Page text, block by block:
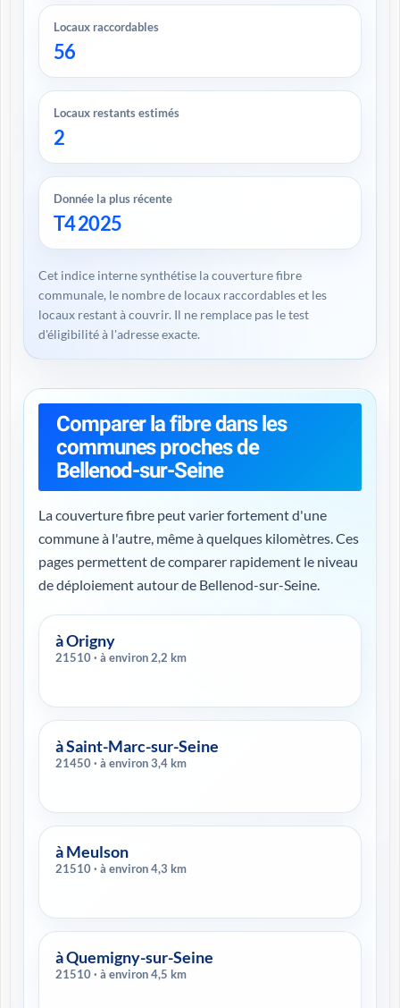
Locaux raccordables
56
Locaux restants estimés
2
Donnée la plus récente
T4 2025
Cet indice interne synthétise la couverture fibre
communale, le nombre de locaux raccordables et les
locaux restant à couvrir. Il ne remplace pas le test
d'éligibilité à l'adresse exacte.
Comparer la fibre dans les
communes proches de
Bellenod-sur-Seine
La couverture fibre peut varier fortement d'une
commune à l'autre, même à quelques kilomètres. Ces
pages permettent de comparer rapidement le niveau
de déploiement autour de Bellenod-sur-Seine.
à Origny
21510 · à environ 2,2 km
à Saint-Marc-sur-Seine
21450 · à environ 3,4 km
à Meulson
21510 · à environ 4,3 km
à Quemigny-sur-Seine
21510 · à environ 4,5 km